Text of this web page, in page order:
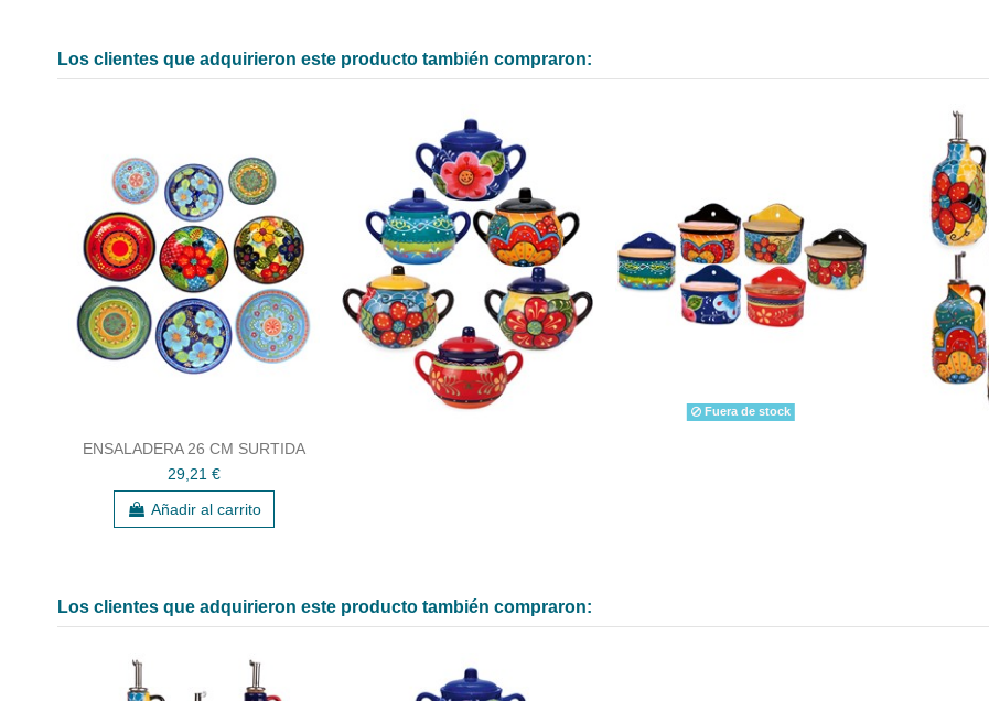
Los clientes que adquirieron este producto también compraron:
ENSALADERA 26 CM SURTIDA
29,21 €
Añadir al carrito
Fuera de stock
Los clientes que adquirieron este producto también compraron: